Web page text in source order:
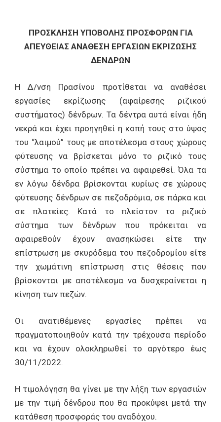
ΠΡΟΣΚΛΗΣΗ ΥΠΟΒΟΛΗΣ ΠΡΟΣΦΟΡΩΝ ΓΙΑ
ΑΠΕΥΘΕΙΑΣ ΑΝΑΘΕΣΗ ΕΡΓΑΣΙΩΝ ΕΚΡΙΖΩΣΗΣ
ΔΕΝΔΡΩΝ
Η Δ/νση Πρασίνου προτίθεται να αναθέσει
εργασίες εκρίζωσης (αφαίρεσης ριζικού
συστήματος) δένδρων. Τα δέντρα αυτά είναι ήδη
νεκρά και έχει προηγηθεί η κοπή τους στο ύψος
του “λαιμού” τους με αποτέλεσμα στους χώρους
φύτευσης να βρίσκεται μόνο το ριζικό τους
σύστημα το οποίο πρέπει να αφαιρεθεί. Όλα τα
εν λόγω δένδρα βρίσκονται κυρίως σε χώρους
φύτευσης δένδρων σε πεζοδρόμια, σε πάρκα και
σε πλατείες. Κατά το πλείστον το ριζικό
σύστημα των δένδρων που πρόκειται να
αφαιρεθούν έχουν ανασηκώσει είτε την
επίστρωση με σκυρόδεμα του πεζοδρομίου είτε
την χωμάτινη επίστρωση στις θέσεις που
βρίσκονται με αποτέλεσμα να δυσχεραίνεται η
κίνηση των πεζών.
Οι ανατιθέμενες εργασίες πρέπει να
πραγματοποιηθούν κατά την τρέχουσα περίοδο
και να έχουν ολοκληρωθεί το αργότερο έως
30/11/2022.
Η τιμολόγηση θα γίνει με την λήξη των εργασιών
με την τιμή δένδρου που θα προκύψει μετά την
κατάθεση προσφοράς του αναδόχου.